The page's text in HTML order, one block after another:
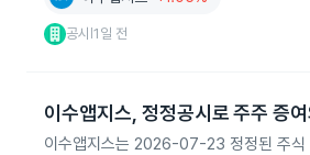
공시 |1일 전
이수앱지스, 정정공시로 주주 증여
이수앱지스는 2026-07-23 정정된 주식